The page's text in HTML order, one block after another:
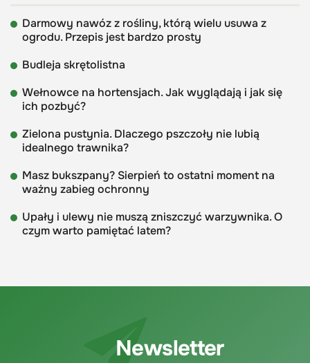
Darmowy nawóz z rośliny, którą wielu usuwa z
ogrodu. Przepis jest bardzo prosty
Budleja skrętolistna
Wełnowce na hortensjach. Jak wyglądają i jak się
ich pozbyć?
Zielona pustynia. Dlaczego pszczoły nie lubią
idealnego trawnika?
Masz bukszpany? Sierpień to ostatni moment na
ważny zabieg ochronny
Upały i ulewy nie muszą zniszczyć warzywnika. O
czym warto pamiętać latem?
Newsletter